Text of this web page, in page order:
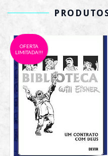
OFERTA
LIMITADA!!!